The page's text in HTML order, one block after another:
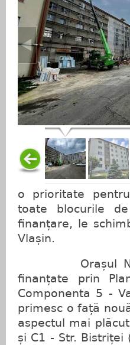
o prioritate
toate blocurile
finanțare, le
Vlașin.
Orașul
finanțate prin
Componenta 5 -
primesc o față
aspectul mai
și C1 - Str. Bistriței